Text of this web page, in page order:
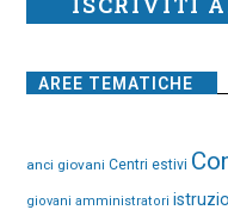
AREE TEMATICHE
anci giovani Centri estivi
giovani amministratori